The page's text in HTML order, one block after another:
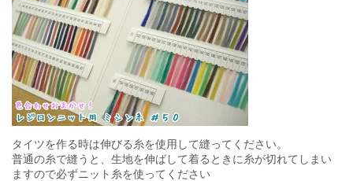
タイツを作る時は伸びる糸を使用して縫ってください。
普通の糸で縫うと、生地を伸ばして着るときに糸が切れてしまい
ますので必ずニット糸を使ってください